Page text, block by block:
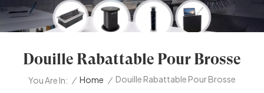
Douille Rabattable Pour Brosse
You Are In: / Home / Douille Rabattable Pour Brosse